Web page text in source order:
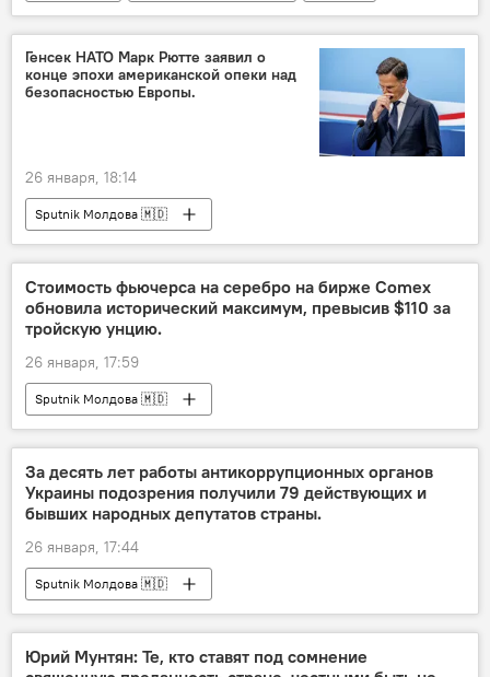
запрет
Генсек НАТО Марк Рютте заявил о
конце эпохи американской опеки над
безопасностью Европы.
26 января, 18:14
Sputnik Молдова 🇲🇩
Стоимость фьючерса на серебро на бирже Comex
обновила исторический максимум, превысив $110 за
тройскую унцию.
26 января, 17:59
Sputnik Молдова 🇲🇩
За десять лет работы антикоррупционных органов
Украины подозрения получили 79 действующих и
бывших народных депутатов страны.
26 января, 17:44
Sputnik Молдова 🇲🇩
Юрий Мунтян: Те, кто ставят под сомнение